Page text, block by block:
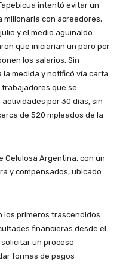
intentó evitar un
millonaria con acreedores,
y el medio aguinaldo.
que iniciarían un paro por
los salarios. Sin
medida y notificó vía carta
que se
por 30 días, sin
de 520 mpleados de la
Celulosa Argentina, con un
y compensados, ubicado
los primeros trascendidos
financieras desde el
un proceso
formas de pagos